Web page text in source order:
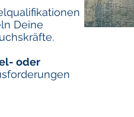
Deine
oder